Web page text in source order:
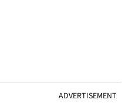
ADVERTISEMENT